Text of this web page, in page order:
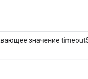
значение